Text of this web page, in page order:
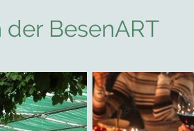
BesenART